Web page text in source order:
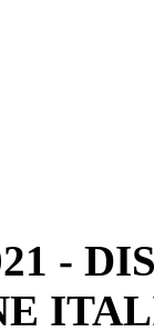
-